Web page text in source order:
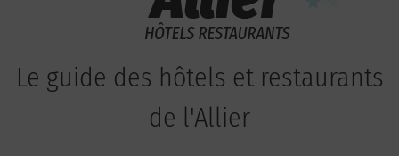
Le guide des hôtels et restaurants
de l'Allier